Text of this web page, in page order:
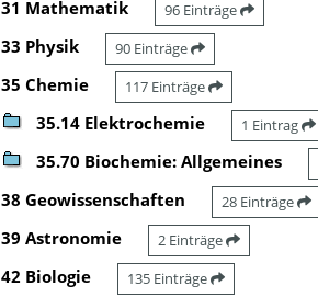
31 Mathematik 96 Einträge
33 Physik 90 Einträge
35 Chemie 117 Einträge
35.14 Elektrochemie 1 Eintrag
35.70 Biochemie: Allgemeines
38 Geowissenschaften 28 Einträge
39 Astronomie 2 Einträge
42 Biologie 135 Einträge